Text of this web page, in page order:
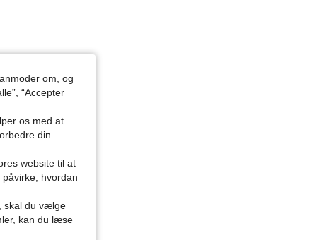
om, og
“Accepter
os med at
din
website til at
hvordan
skal du vælge
kan du læse